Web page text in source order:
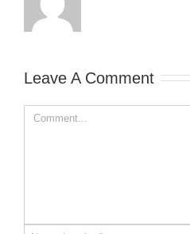
Leave A Comment